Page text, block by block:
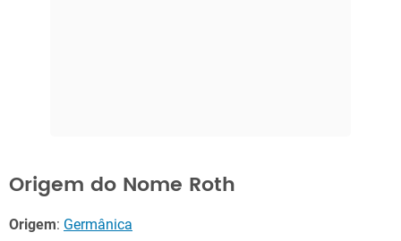
Origem do Nome Roth
Origem: Germânica